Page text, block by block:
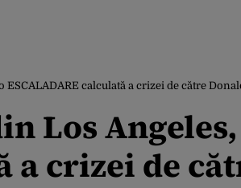
calculată a crizei de către
Los
a crizei de